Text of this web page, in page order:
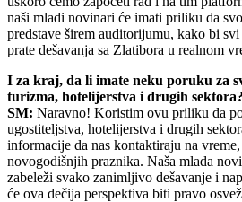
naši mladi novinari će imati priliku da
predstave širem auditorijumu, kako bi
prate dešavanja sa Zlatibora u realnom
I za kraj, da li imate neku poruku za
turizma, hotelijerstva i drugih sektora?
SM: Naravno! Koristim ovu priliku da
ugostiteljstva, hotelijerstva i drugih
informacije da nas kontaktiraju na
novogodišnjih praznika. Naša mlada
zabeleži svako zanimljivo dešavanje i
će ova dečija perspektiva biti pravo